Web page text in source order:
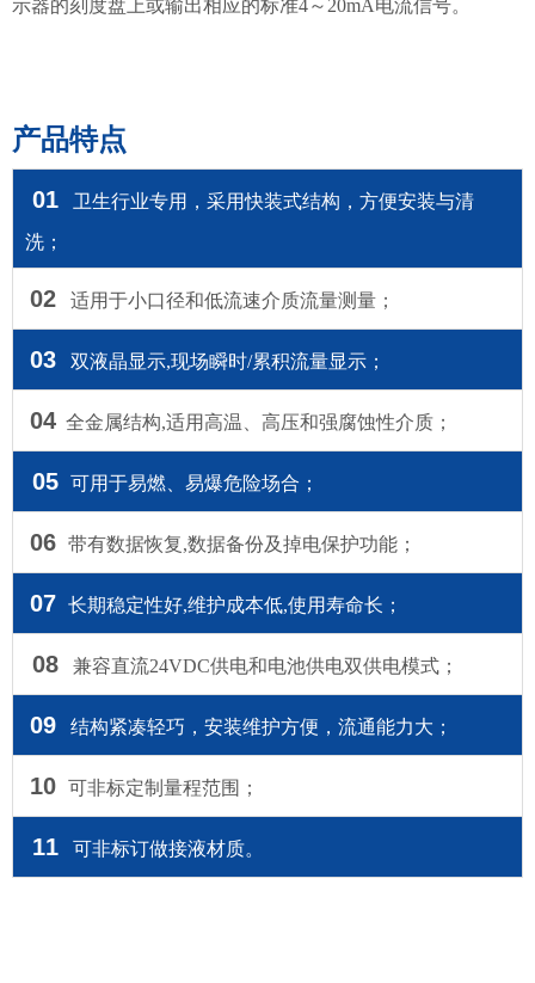
示器的刻度盘上或输出相应的标准4～20mA电流信号。
产品特点
01
卫生行业专用，采用快装式结构，方便安装与清
洗；
02 适用于小口径和低流速介质流量测量；
03 双液晶显示,现场瞬时/累积流量显示；
04 全金属结构,适用高温、高压和强腐蚀性介质；
05 可用于易燃、易爆危险场合；
06 带有数据恢复,数据备份及掉电保护功能；
07 长期稳定性好,维护成本低,使用寿命长；
08 兼容直流24VDC供电和电池供电双供电模式；
09 结构紧凑轻巧，安装维护方便，流通能力大；
10 可非标定制量程范围；
11 可非标订做接液材质。